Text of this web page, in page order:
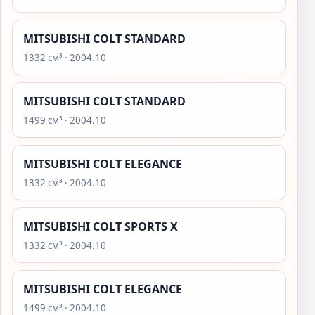
MITSUBISHI COLT STANDARD
1332 см³ · 2004.10
MITSUBISHI COLT STANDARD
1499 см³ · 2004.10
MITSUBISHI COLT ELEGANCE
1332 см³ · 2004.10
MITSUBISHI COLT SPORTS X
1332 см³ · 2004.10
MITSUBISHI COLT ELEGANCE
1499 см³ · 2004.10